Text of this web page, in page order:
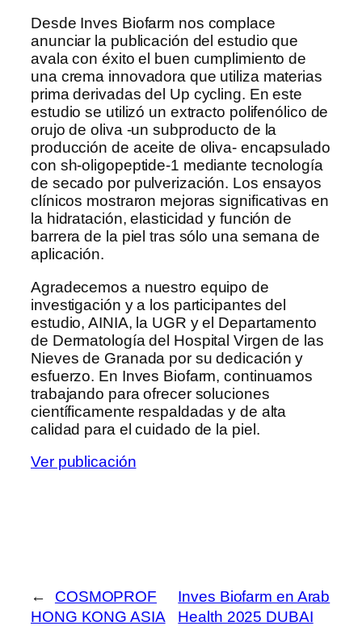
Desde Inves Biofarm nos complace
anunciar la publicación del estudio que
avala con éxito el buen cumplimiento de
una crema innovadora que utiliza materias
prima derivadas del Up cycling. En este
estudio se utilizó un extracto polifenólico de
orujo de oliva -un subproducto de la
producción de aceite de oliva- encapsulado
con sh-oligopeptide-1 mediante tecnología
de secado por pulverización. Los ensayos
clínicos mostraron mejoras significativas en
la hidratación, elasticidad y función de
barrera de la piel tras sólo una semana de
aplicación.
Agradecemos a nuestro equipo de
investigación y a los participantes del
estudio, AINIA, la UGR y el Departamento
de Dermatología del Hospital Virgen de las
Nieves de Granada por su dedicación y
esfuerzo. En Inves Biofarm, continuamos
trabajando para ofrecer soluciones
científicamente respaldadas y de alta
calidad para el cuidado de la piel.
Ver publicación
←
COSMOPROF
HONG KONG ASIA
Inves Biofarm en Arab
Health 2025 DUBAI